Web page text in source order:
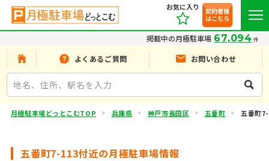
お気に入り
契約者様
はこちら
掲載中の月極駐車場 67,094 件
よくあるご質問 お問い合わせ
月極駐車場どっとこむTOP 兵庫県 神戸市長田区 五番町 五番町
五番町7-113付近の月極駐車場情報